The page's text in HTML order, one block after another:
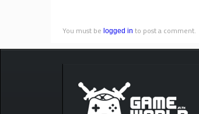
You must be logged in to post a comment.